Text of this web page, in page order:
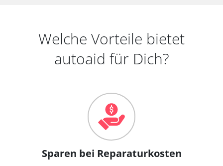
Welche Vorteile bietet
autoaid für Dich?
Sparen bei Reparaturkosten